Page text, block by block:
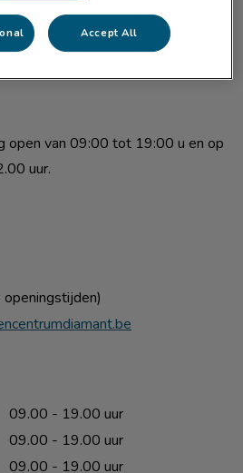
open van 09:00 tot 19:00 u en op
uur.
09.00 - 19.00 uur
09.00 - 19.00 uur
09.00 - 19.00 uur
Accept All